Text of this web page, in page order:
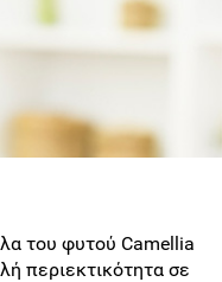
του φυτού Camellia
περιεκτικότητα σε